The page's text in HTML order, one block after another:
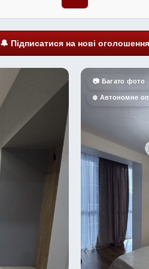
🔔 Підписатися на нові оголошення
📷 Багато фото
❄️ Автономне